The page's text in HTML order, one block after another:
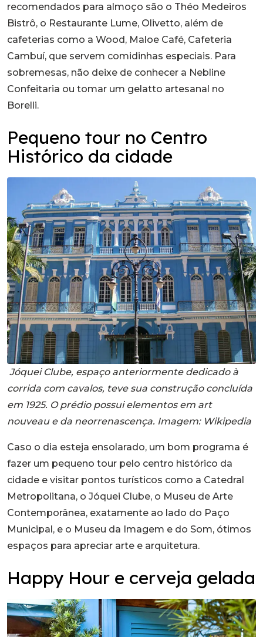
recomendados para almoço são o Théo Medeiros
Bistrô, o Restaurante Lume, Olivetto, além de
cafeterias como a Wood, Maloe Café, Cafeteria
Cambuí, que servem comidinhas especiais. Para
sobremesas, não deixe de conhecer a Nebline
Confeitaria ou tomar um gelatto artesanal no
Borelli.
Pequeno tour no Centro
Histórico da cidade
Jóquei Clube, espaço anteriormente dedicado à
corrida com cavalos, teve sua construção concluída
em 1925. O prédio possui elementos em art
nouveau e da neorrenascença. Imagem: Wikipedia
Caso o dia esteja ensolarado, um bom programa é
fazer um pequeno tour pelo centro histórico da
cidade e visitar pontos turísticos como a Catedral
Metropolitana, o Jóquei Clube, o Museu de Arte
Contemporânea, exatamente ao lado do Paço
Municipal, e o Museu da Imagem e do Som, ótimos
espaços para apreciar arte e arquitetura.
Happy Hour e cerveja gelada